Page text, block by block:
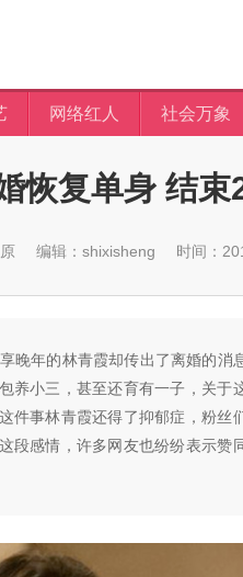
网络红人 社会万象
恢复单身 结
编辑：shixisheng 时间：
晚年的林青霞却传出了离婚的消
养小三，甚至还育有一子，关于
件事林青霞还得了抑郁症，粉丝
段感情，许多网友也纷纷表示赞